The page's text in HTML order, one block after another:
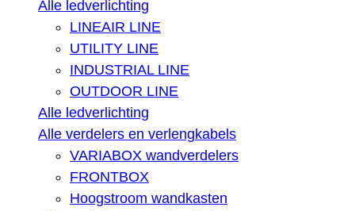
Alle ledverlichting
LINEAIR LINE
UTILITY LINE
INDUSTRIAL LINE
OUTDOOR LINE
Alle ledverlichting
Alle verdelers en verlengkabels
VARIABOX wandverdelers
FRONTBOX
Hoogstroom wandkasten